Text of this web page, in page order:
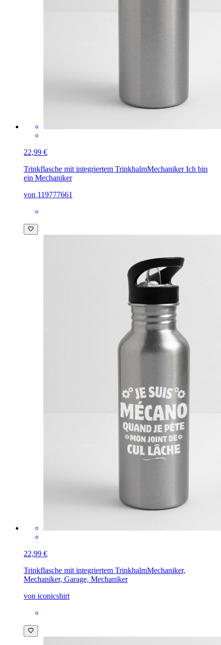
22,99 €
Trinkflasche mit integriertem TrinkhalmMechaniker Ich bin
ein Mechaniker
von 119777661
22,99 €
Trinkflasche mit integriertem TrinkhalmMechaniker,
Mechaniker, Garage, Mechaniker
von iconicshirt